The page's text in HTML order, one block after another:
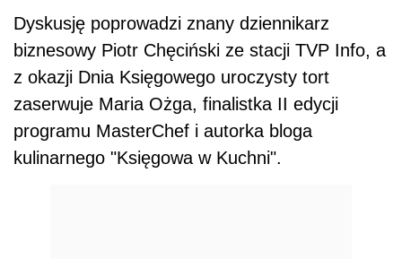
Dyskusję poprowadzi znany dziennikarz
biznesowy Piotr Chęciński ze stacji TVP Info, a
z okazji Dnia Księgowego uroczysty tort
zaserwuje Maria Ożga, finalistka II edycji
programu MasterChef i autorka bloga
kulinarnego "Księgowa w Kuchni".